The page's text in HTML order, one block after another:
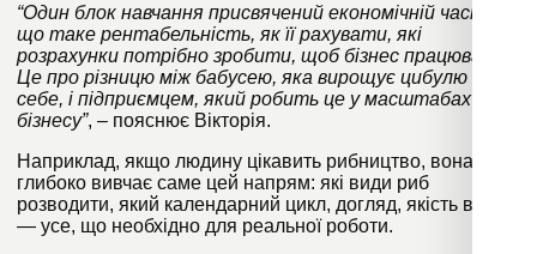
“Один блок навчання присвячений економічній частині:
що таке рентабельність, як її рахувати, які
розрахунки потрібно зробити, щоб бізнес працював.
Це про різницю між бабусею, яка вирощує цибулю для
себе, і підприємцем, який робить це у масштабах
бізнесу”, – пояснює Вікторія.
Наприклад, якщо людину цікавить рибництво, вона
глибоко вивчає саме цей напрям: які види риб
розводити, який календарний цикл, догляд, якість води
— усе, що необхідно для реальної роботи.